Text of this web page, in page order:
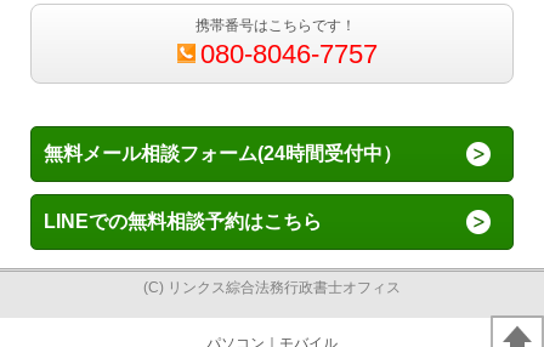
携帯番号はこちらです！
080-8046-7757
無料メール相談フォーム(24時間受付中）
LINEでの無料相談予約はこちら
(C) リンクス綜合法務行政書士オフィス
パソコン ｜モバイル